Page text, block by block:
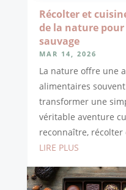
Récolter et
de la nature
sauvage
MAR 14, 2026
La nature offre une
alimentaires
transformer une
véritable aventure
reconnaître,
LIRE PLUS